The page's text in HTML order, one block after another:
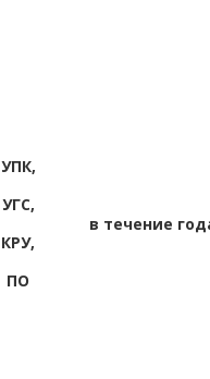
УПК,
УГС,
КРУ,
ПО
в течение